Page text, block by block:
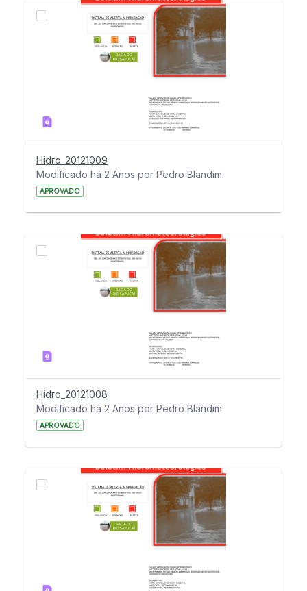
Hidro_20121009
Modificado há 2 Anos por Pedro Blandim.
APROVADO
Hidro_20121008
Modificado há 2 Anos por Pedro Blandim.
APROVADO